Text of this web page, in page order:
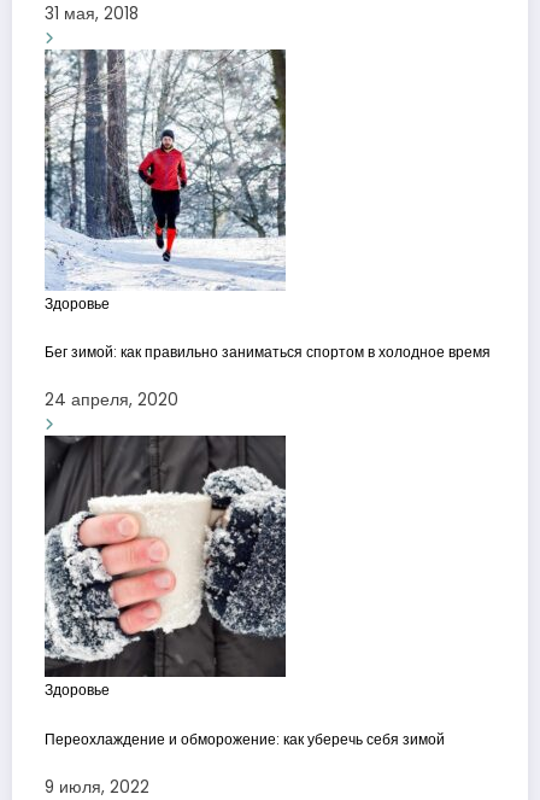
31 мая, 2018
Здоровье
Бег зимой: как правильно заниматься спортом в холодное время
24 апреля, 2020
Здоровье
Переохлаждение и обморожение: как уберечь себя зимой
9 июля, 2022